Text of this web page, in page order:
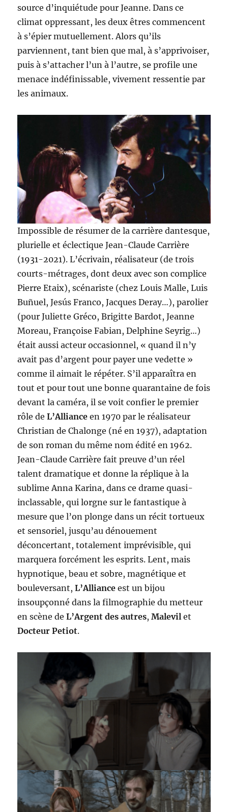
source d’inquiétude pour Jeanne. Dans ce
climat oppressant, les deux êtres commencent
à s’épier mutuellement. Alors qu’ils
parviennent, tant bien que mal, à s’apprivoiser,
puis à s’attacher l’un à l’autre, se profile une
menace indéfinissable, vivement ressentie par
les animaux.
Impossible de résumer de la carrière dantesque,
plurielle et éclectique Jean-Claude Carrière
(1931-2021). L’écrivain, réalisateur (de trois
courts-métrages, dont deux avec son complice
Pierre Etaix), scénariste (chez Louis Malle, Luis
Buñuel, Jesús Franco, Jacques Deray…), parolier
(pour Juliette Gréco, Brigitte Bardot, Jeanne
Moreau, Françoise Fabian, Delphine Seyrig…)
était aussi acteur occasionnel, « quand il n’y
avait pas d’argent pour payer une vedette »
comme il aimait le répéter. S’il apparaîtra en
tout et pour tout une bonne quarantaine de fois
devant la caméra, il se voit confier le premier
rôle deL’Allianceen 1970 par le réalisateur
Christian de Chalonge (né en 1937), adaptation
de son roman du même nom édité en 1962.
Jean-Claude Carrière fait preuve d’un réel
talent dramatique et donne la réplique à la
sublime Anna Karina, dans ce drame quasi-
inclassable, qui lorgne sur le fantastique à
mesure que l’on plonge dans un récit tortueux
et sensoriel, jusqu’au dénouement
déconcertant, totalement imprévisible, qui
marquera forcément les esprits. Lent, mais
hypnotique, beau et sobre, magnétique et
bouleversant,L’Alliance est un bijou
insoupçonné dans la filmographie du metteur
en scène deL’Argent des autres,Malevil et
Docteur Petiot.